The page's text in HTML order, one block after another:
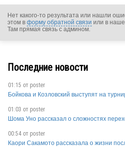
ESP
Нет какого-то результата или нашли
этом в форму обратной связи или в
Там прямая связь с админом.
Последние новости
01:15 от poster
Бойкова и Козловский выступят на
01:03 от poster
Шома Уно рассказал о сложностях
00:54 от poster
Каори Сакамото рассказала о жизни